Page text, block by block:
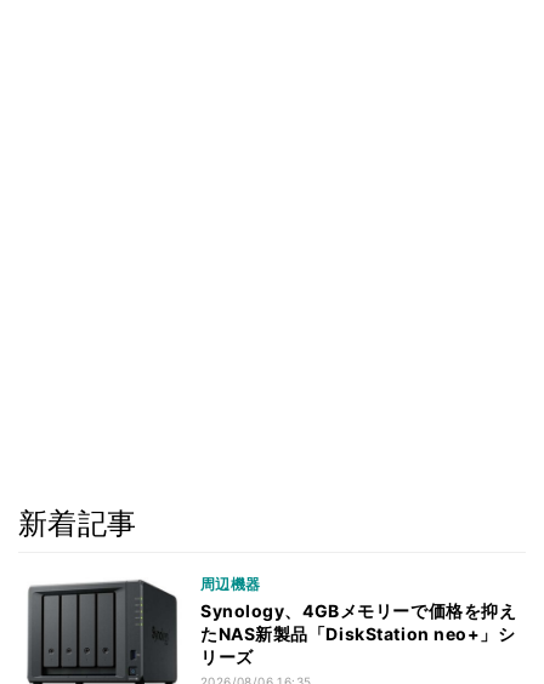
新着記事
周辺機器
Synology、4GBメモリーで価格を抑え
たNAS新製品「DiskStation neo+」シ
リーズ